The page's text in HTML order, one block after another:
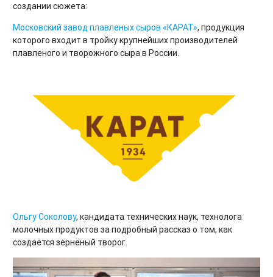
создании сюжета:
Московский завод плавленых сыров «КАРАТ», продукция
которого входит в тройку крупнейших производителей
плавленого и творожного сыра в России.
Ольгу Соколову, кандидата технических наук, технолога
молочных продуктов за подробный рассказ о том, как
создаётся зернёный творог.